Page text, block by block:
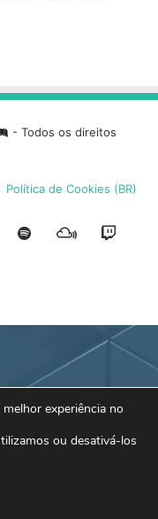
- Todos os direitos
Política de Cookies (BR)
SpotifyMixcloud
Sky
experiência no
ou desativá-los